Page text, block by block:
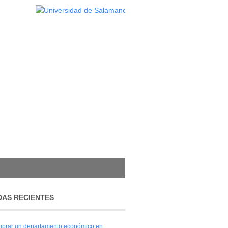
RECIENTES
un departamento económico en